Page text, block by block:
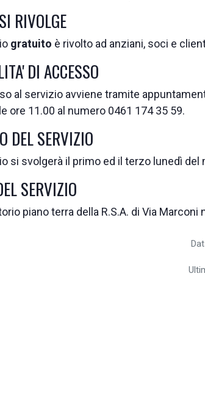
RIVOLGE
gratuito è rivolto ad anziani, soci e
DI ACCESSO
al servizio avviene tramite
ore 11.00 al numero 0461 174 35 59.
DEL SERVIZIO
si svolgerà il primo ed il terzo lunedì del
SERVIZIO
piano terra della R.S.A. di Via Marconi